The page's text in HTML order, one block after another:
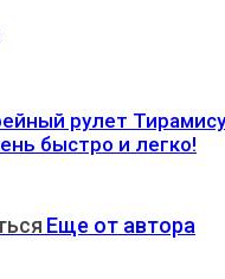
рулет Тирамису
быстро и легко!
Еще от автора